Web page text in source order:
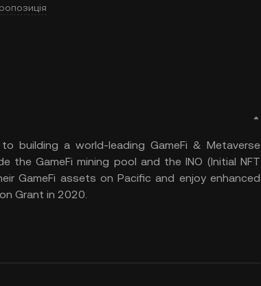
building a world-leading GameFi & Metaverse
the GameFi mining pool and the INO (Initial NFT
GameFi assets on Pacific and enjoy enhanced
Grant in 2020.